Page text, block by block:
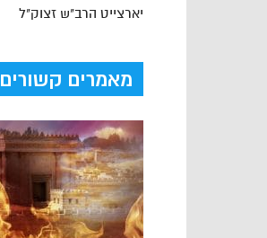
יארצייט הרב"ש זצוק"ל
מאמרים קשורים